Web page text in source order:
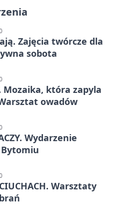
Zajęcia twórcze dla
sobota
Mozaika, która zapyla
owadów
Wydarzenie
Warsztaty